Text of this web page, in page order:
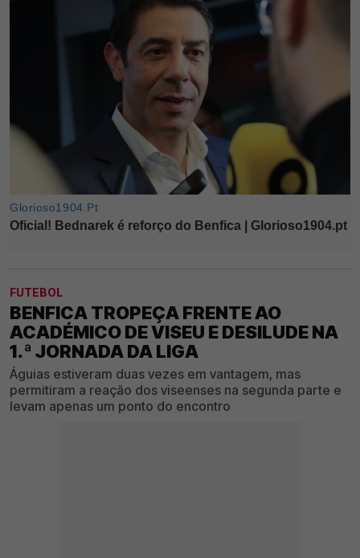
FUTEBOL
BENFICA TROPEÇA FRENTE AO
ACADÉMICO DE VISEU E DESILUDE NA
1.ª JORNADA DA LIGA
Águias estiveram duas vezes em vantagem, mas
permitiram a reação dos viseenses na segunda parte e
levam apenas um ponto do encontro